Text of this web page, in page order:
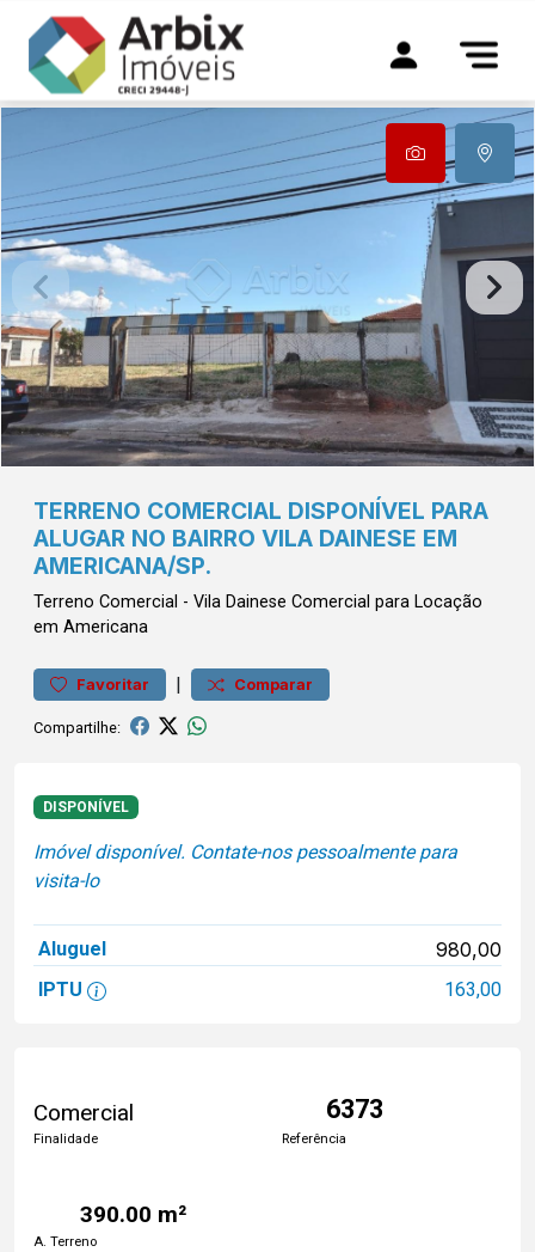
TERRENO COMERCIAL DISPONÍVEL PARA
ALUGAR NO BAIRRO VILA DAINESE EM
AMERICANA/SP.
Terreno Comercial - Vila Dainese Comercial para Locação
em Americana
Favoritar | Comparar
Compartilhe:
DISPONÍVEL
Imóvel disponível. Contate-nos pessoalmente para
visita-lo
Aluguel 980,00
IPTU 163,00
Comercial
Finalidade
6373
Referência
390.00 m²
A. Terreno